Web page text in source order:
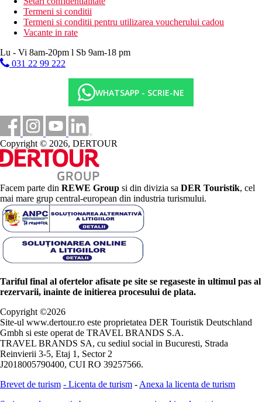
Termeni si conditii
Termeni si conditii pentru utilizarea voucherului cadou
Vacante in rate
Lu - Vi 8am-20pm l Sb 9am-18 pm
031 22 99 222
WHATSAPP - SCRIE-NE
Copyright © 2026, DERTOUR
Facem parte din REWE Group si din divizia sa DER Touristik, cel
mai mare grup central-european din industria turismului.
Tariful final al ofertelor afisate pe site se regaseste in ultimul pas al
rezervarii, inainte de initierea procesului de plata.
Copyright ©2026
Site-ul www.dertour.ro este proprietatea DER Touristik Deutschland
Gmbh si este operat de TRAVEL BRANDS S.A.
TRAVEL BRANDS SA, cu sediul social in Bucuresti, Strada
Reinvierii 3-5, Etaj 1, Sector 2
J2018005790400, CUI RO 39257566.
Brevet de turism - Licenta de turism - Anexa la licenta de turism